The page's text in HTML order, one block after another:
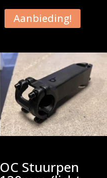
Aanbieding!
OC Stuurpen